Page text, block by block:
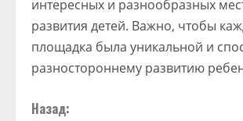
интересных и разнообразных
развития детей. Важно, чтобы
площадка была уникальной и
разностороннему развитию
П
Назад: